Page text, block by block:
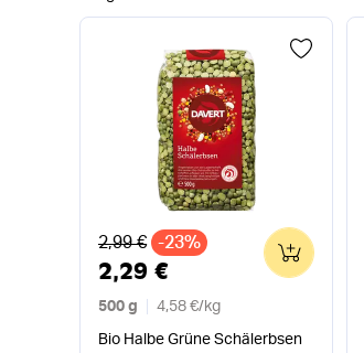
Alter Preis
2,99 € -23%
2,29 €
500 g 4,58 €/kg
Bio Halbe Grüne Schälerbsen
0